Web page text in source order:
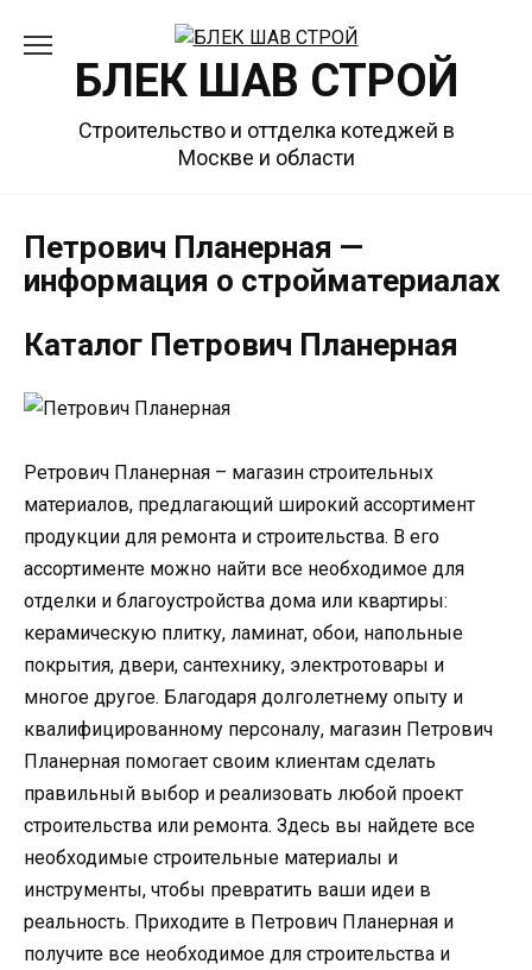
содержаниюБЛЕК ШАВ СТРОЙ
Строительство и оттделка котеджей в
Москве и области
Петрович Планерная —
информация о стройматериалах
Каталог Петрович Планерная
Pетрович Планерная – магазин строительных
материалов, предлагающий широкий ассортимент
продукции для ремонта и строительства. В его
ассортименте можно найти все необходимое для
отделки и благоустройства дома или квартиры:
керамическую плитку, ламинат, обои, напольные
покрытия, двери, сантехнику, электротовары и
многое другое. Благодаря долголетнему опыту и
квалифицированному персоналу, магазин Петрович
Планерная помогает своим клиентам сделать
правильный выбор и реализовать любой проект
строительства или ремонта. Здесь вы найдете все
необходимые строительные материалы и
инструменты, чтобы превратить ваши идеи в
реальность. Приходите в Петрович Планерная и
получите все необходимое для строительства и